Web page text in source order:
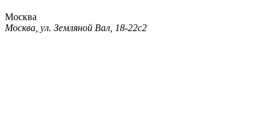
Москва
Москва, ул. Земляной Вал, 18-22с2